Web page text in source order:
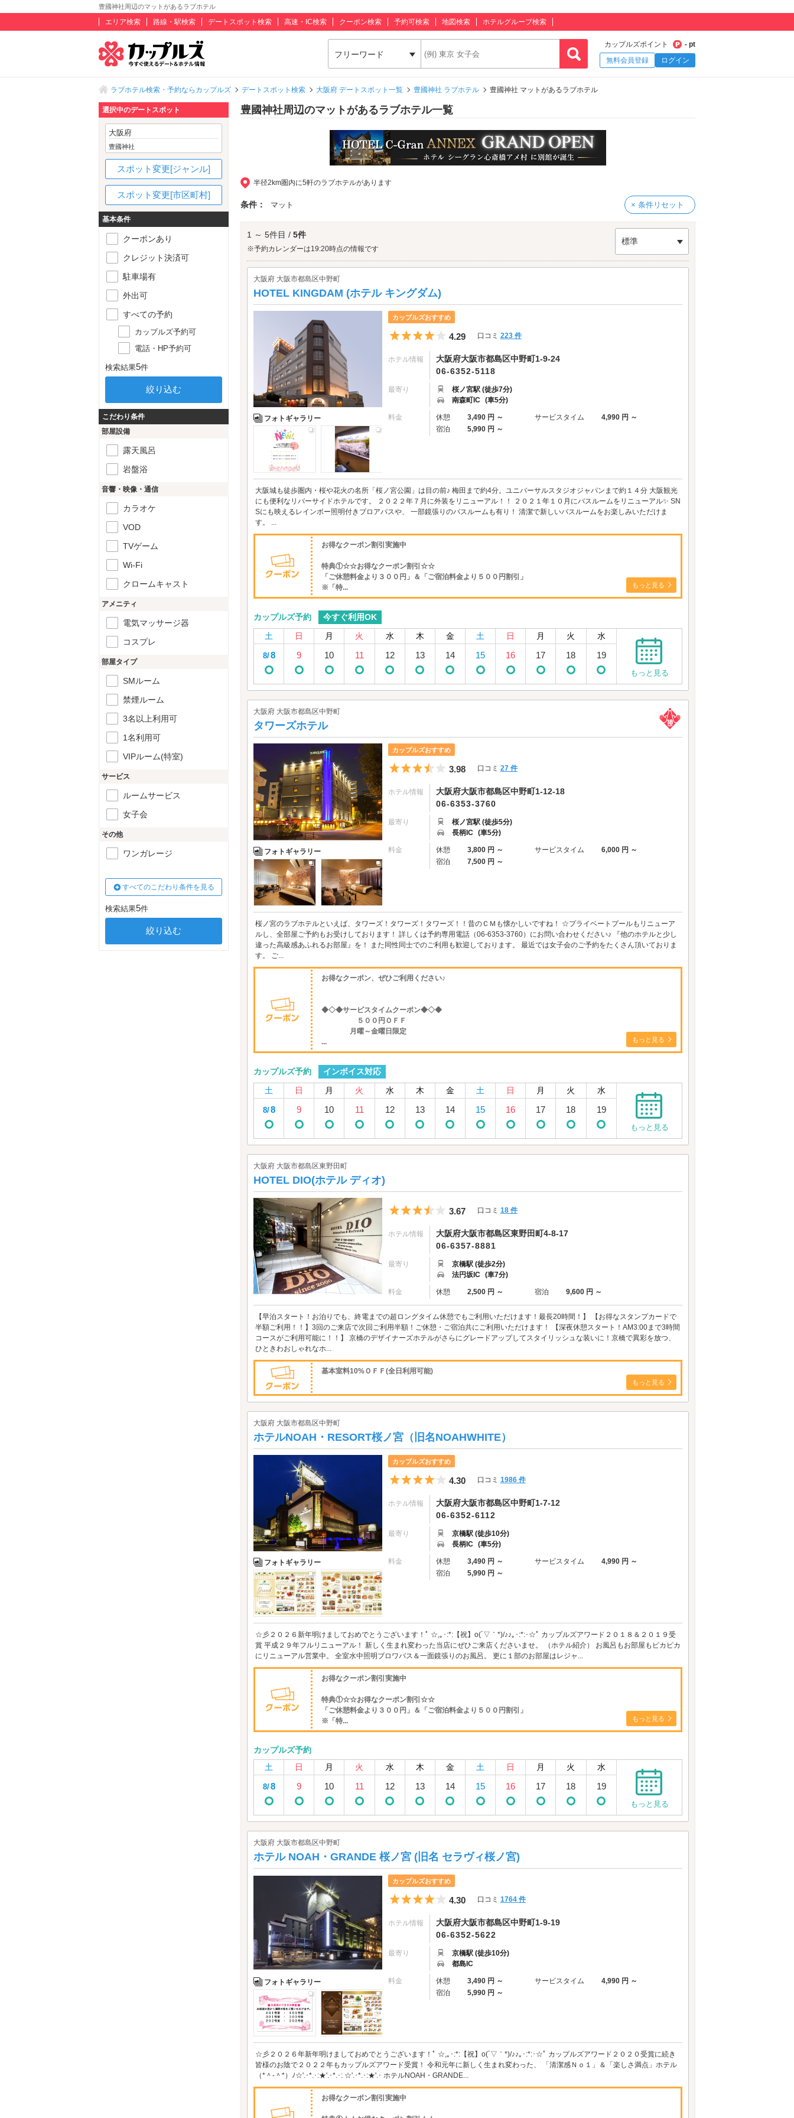
豊國神社周辺のマットがあるラブホテル
エリア検索 路線・駅検索 デートスポット検索 高速・IC検索 クーポン検索 予約可検索 地図検索 ホテルグループ検索
フリーワード
カップルズポイント
- pt
無料会員登録
ログイン
ラブホテル検索・予約ならカップルズ デートスポット検索 大阪府 デートスポット一覧 豊國神社 ラブホテル 豊國神社 マットがあるラブホテル
豊國神社周辺のマットがあるラブホテル一覧
半径2km圏内に5軒のラブホテルがあります
条件： マット × 条件リセット
1 ～ 5件目 / 5件
※予約カレンダーは19:20時点の情報です
標準
大阪府 大阪市都島区中野町
HOTEL KINGDAM (ホテル キングダム)
フォトギャラリー
カップルズおすすめ
5つ星のうち4
4.29 口コミ 223 件
ホテル情報
大阪府大阪市都島区中野町1-9-24
06-6352-5118
最寄り
桜ノ宮駅 (徒歩7分)
南森町IC (車5分)
料金 休憩 3,490 円 ～ サービスタイム
4,990 円 ～
宿泊
5,990 円 ～
大阪城も徒歩圏内・桜や花火の名所「桜ノ宮公園」は目の前♪ 梅田まで約4分。ユニバーサルスタジオジャパンまで約１４分 大阪観光
にも便利なリバーサイドホテルです。 ２０２２年７月に外装をリニューアル！！ ２０２１年１０月にバスルームをリニューアル✨ SN
Sにも映えるレインボー照明付きブロアバスや、 一部鏡張りのバスルームも有り！ 清潔で新しいバスルームをお楽しみいただけま
す。 ...
お得なクーポン割引実施中
特典①☆☆お得なクーポン割引☆☆
「ご休憩料金より３００円」＆「ご宿泊料金より５００円割引」
※「特...
もっと見る
カップルズ予約
今すぐ利用OK
土
日 月 火 水 木 金 土 日 月 火 水
8/8 9 10 11 12 13 14 15 16 17 18 19
もっと見る
大阪府 大阪市都島区中野町
タワーズホテル
フォトギャラリー
カップルズおすすめ
5つ星のうち3.5
3.98 口コミ 27 件
ホテル情報
大阪府大阪市都島区中野町1-12-18
06-6353-3760
最寄り
桜ノ宮駅 (徒歩5分)
長柄IC (車5分)
料金 休憩 3,800 円 ～ サービスタイム
6,000 円 ～
宿泊
7,500 円 ～
桜ノ宮のラブホテルといえば、タワーズ！タワーズ！タワーズ！！昔のＣＭも懐かしいですね！ ☆プライベートプールもリニューア
ルし、全部屋ご予約もお受けしております！ 詳しくは予約専用電話（06-6353-3760）にお問い合わせください♪ 『他のホテルと少し
違った高級感あふれるお部屋』を！ また同性同士でのご利用も歓迎しております。 最近では女子会のご予約をたくさん頂いておりま
す。 ご...
お得なクーポン、ぜひご利用ください♪
◆◇◆サービスタイムクーポン◆◇◆
５００円ＯＦＦ
月曜～金曜日限定
...
もっと見る
カップルズ予約
インボイス対応
土
日 月 火 水 木 金 土 日 月 火 水
8/8 9 10 11 12 13 14 15 16 17 18 19
もっと見る
大阪府 大阪市都島区東野田町
HOTEL DIO(ホテル ディオ)
5つ星のうち3.5
3.67 口コミ 18 件
ホテル情報
大阪府大阪市都島区東野田町4-8-17
06-6357-8881
最寄り
京橋駅 (徒歩2分)
法円坂IC (車7分)
料金 休憩 2,500 円 ～ 宿泊 9,600 円 ～
【早泊スタート！お泊りでも、終電までの超ロングタイム休憩でもご利用いただけます！最長20時間！】 【お得なスタンプカードで
半額ご利用！！】3回のご来店で次回ご利用半額！ご休憩・ご宿泊共にご利用いただけます！ 【深夜休憩スタート！AM3:00まで3時間
コースがご利用可能に！！】 京橋のデザイナーズホテルがさらにグレードアップしてスタイリッシュな装いに！京橋で異彩を放つ、
ひときわおしゃれなホ...
基本室料10%ＯＦＦ(全日利用可能)
もっと見る
大阪府 大阪市都島区中野町
ホテルNOAH・RESORT桜ノ宮（旧名NOAHWHITE）
フォトギャラリー
カップルズおすすめ
5つ星のうち4
4.30 口コミ 1986 件
ホテル情報
大阪府大阪市都島区中野町1-7-12
06-6352-6112
最寄り
京橋駅 (徒歩10分)
長柄IC (車5分)
料金 休憩 3,490 円 ～ サービスタイム
4,990 円 ～
宿泊
5,990 円 ～
☆彡２０２６新年明けましておめでとうございます！ﾟ ☆,｡･:*:【祝】o(´▽｀*)/♪♪｡･:*:･☆ﾟ カップルズアワード２０１８＆２０１９受
賞 平成２９年フルリニューアル！ 新しく生まれ変わった当店にぜひご来店くださいませ。 （ホテル紹介） お風呂もお部屋もピカピカ
にリニューアル営業中。 全室水中照明ブロワバス＆一面鏡張りのお風呂。 更に１部のお部屋はレジャ...
お得なクーポン割引実施中
特典①☆☆お得なクーポン割引☆☆
「ご休憩料金より３００円」＆「ご宿泊料金より５００円割引」
※「特...
もっと見る
カップルズ予約
土
日 月 火 水 木 金 土 日 月 火 水
8/8 9 10 11 12 13 14 15 16 17 18 19
もっと見る
大阪府 大阪市都島区中野町
ホテル NOAH・GRANDE 桜ノ宮 (旧名 セラヴィ桜ノ宮)
フォトギャラリー
カップルズおすすめ
5つ星のうち4
4.30 口コミ 1764 件
ホテル情報
大阪府大阪市都島区中野町1-9-19
06-6352-5622
最寄り
京橋駅 (徒歩10分)
都島IC
料金 休憩 3,490 円 ～ サービスタイム
4,990 円 ～
宿泊
5,990 円 ～
☆彡２０２６年新年明けましておめでとうございます！ﾟ ☆,｡･:*:【祝】o(´▽｀*)/♪♪｡･:*:･☆ﾟ カップルズアワード２０２０受賞に続き
皆様のお陰で２０２２年もカップルズアワード受賞！ 令和元年に新しく生まれ変わった、 「清潔感Ｎｏ１」＆「楽しさ満点」ホテル
（*＾-＾*）ﾉ☆'.･*.･:★'.･*.･: ☆'.･*.･:★'.･ ホテルNOAH・GRANDE...
お得なクーポン割引実施中
選択中のデートスポット
大阪府
豊國神社
スポット変更[ジャンル]
スポット変更[市区町村]
基本条件
クーポンあり
クレジット決済可
駐車場有
外出可
すべての予約
カップルズ予約可
電話・HP予約可
検索結果5件
こだわり条件
部屋設備
露天風呂
岩盤浴
音響・映像・通信
カラオケ
VOD
TVゲーム
Wi-Fi
クロームキャスト
アメニティ
電気マッサージ器
コスプレ
部屋タイプ
SMルーム
禁煙ルーム
3名以上利用可
1名利用可
VIPルーム(特室)
サービス
ルームサービス
女子会
その他
ワンガレージ
すべてのこだわり条件を見る
検索結果5件